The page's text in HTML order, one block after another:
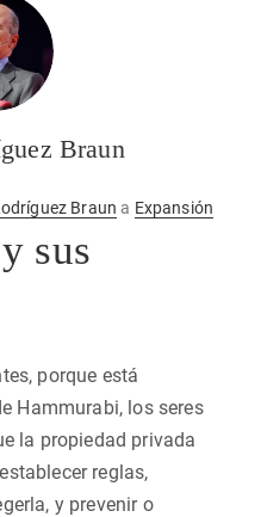
Braun
Braun a Expansión
sus
porque está
Hammurabi, los seres
la propiedad privada
reglas,
y prevenir o